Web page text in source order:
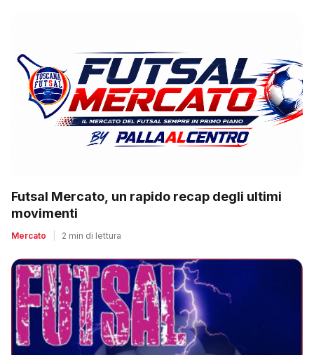
Futsal Mercato, un rapido recap degli ultimi
movimenti
Mercato 2 min di lettura